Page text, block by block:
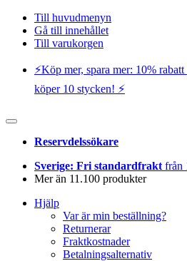
Till huvudmenyn
Gå till innehållet
Till varukorgen
⚡️Köp mer, spara mer: 10%
köper 10 stycken! ⚡️
Reservdelssökare
Sverige: Fri standardfrakt från
Mer än 11.100 produkter
Hjälp
Var är min beställning?
Returnerar
Fraktkostnader
Betalningsalternativ